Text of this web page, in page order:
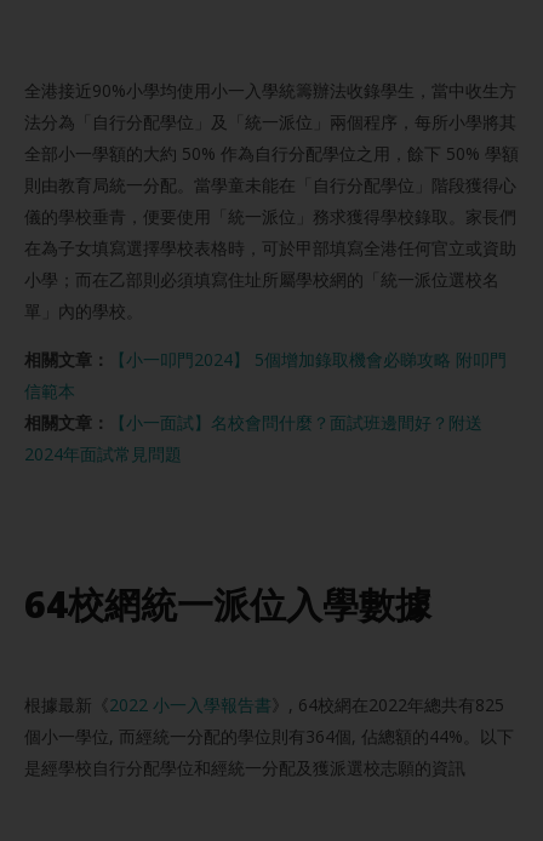
全港接近90%小學均使用小一入學統籌辦法收錄學生，當中收生方
法分為「自行分配學位」及「統一派位」兩個程序，每所小學將其
全部小一學額的大約 50% 作為自行分配學位之用，餘下 50% 學額
則由教育局統一分配。當學童未能在「自行分配學位」階段獲得心
儀的學校垂青，便要使用「統一派位」務求獲得學校錄取。家長們
在為子女填寫選擇學校表格時，可於甲部填寫全港任何官立或資助
小學；而在乙部則必須填寫住址所屬學校網的「統一派位選校名
單」內的學校。
相關文章：
【小一叩門2024】 5個增加錄取機會必睇攻略 附叩門
信範本
相關文章：
【小一面試】名校會問什麼？面試班邊間好？附送
2024年面試常見問題
64校網統一派位入學數據
根據最新《 2022 小一入學報告書 》, 64校網在2022年總共有825
個小一學位, 而經統一分配的學位則有364個, 佔總額的44%。以下
是經學校自行分配學位和經統一分配及獲派選校志願的資訊